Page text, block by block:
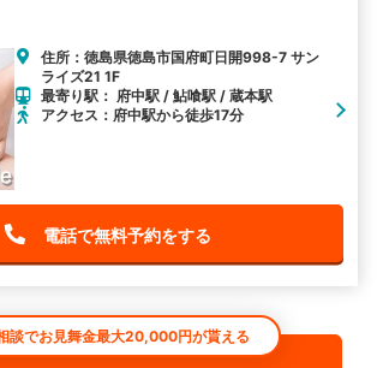
住所：徳島県徳島市国府町日開998-7 サン
ライズ21 1F
最寄り駅： 府中駅 / 鮎喰駅 / 蔵本駅
アクセス：府中駅から徒歩17分
電話で無料予約をする
談でお見舞金最大20,000円が貰える